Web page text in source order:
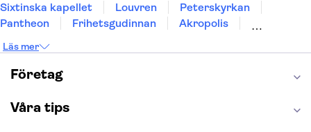
Sixtinska kapellet
Louvren
Peterskyrkan
Pantheon
Frihetsgudinnan
Akropolis
Burj Khalifa
Keukenhof
Alcatraz
Saltgruvan i Wieliczka
London Dungeon
Läs mer
Företag
Våra tips